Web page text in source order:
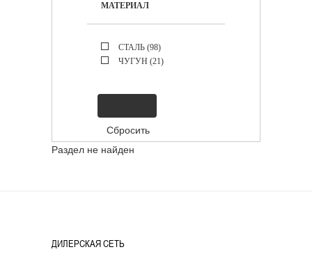
МАТЕРИАЛ
СТАЛЬ (98)
ЧУГУН (21)
Раздел не найден
ДИЛЕРСКАЯ СЕТЬ